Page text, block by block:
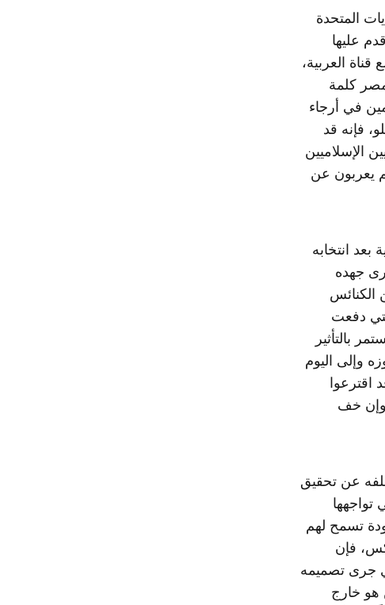
المتحدة
عليها
العربية،
كلمة
في أرجاء
فإنه قد
الإسلاميين
يعربون عن
بعد انتخابه
جهده
الكنائس
دفعت
بالتأثير
وإلى اليوم
اقترعوا
وإن خف
عن تحقيق
تواجهها
تسمح لهم
فإن
جرى تصميمه
هو خارج